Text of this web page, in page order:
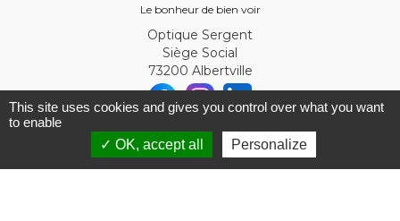
Le bonheur de bien voir
Optique Sergent
Siège Social
73200 Albertville
© Optique Sergent 2026 - SIRET 32993919300010
This site uses cookies and gives you control over what you want
to enable
✓ OK, accept all
Personalize